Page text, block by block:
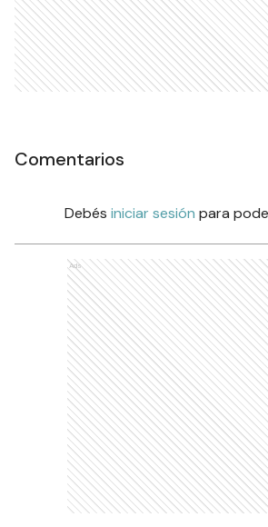
Comentarios
Debés iniciar sesión para
Ads